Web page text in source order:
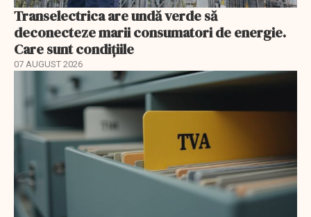
Transelectrica are undă verde să
deconecteze marii consumatori de energie.
Care sunt condițiile
07 AUGUST 2026